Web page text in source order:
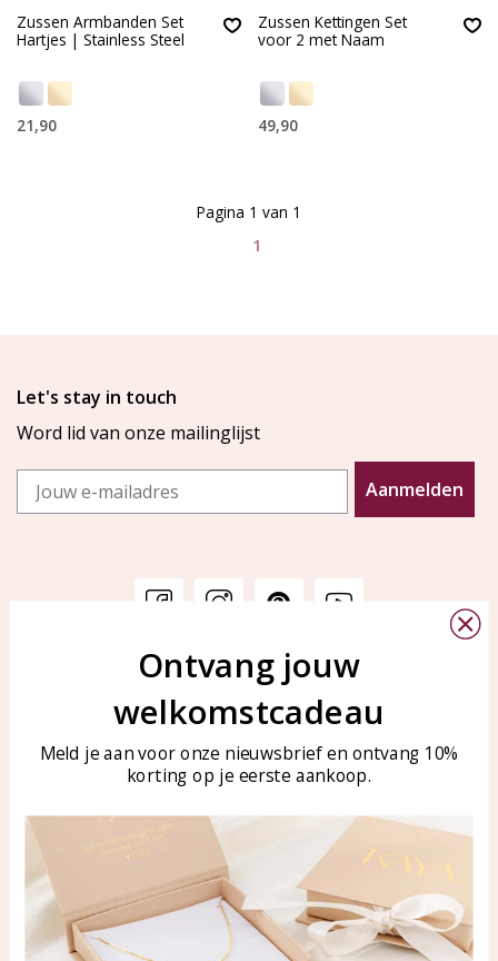
Zussen Armbanden Set
Hartjes | Stainless Steel
21,90
Zussen Kettingen Set
voor 2 met Naam
49,90
1
Pagina 1 van 1
Let's stay in touch
Word lid van onze mailinglijst
Email
Aanmelden
Veelgestelde vragen
Sieraden onderhouden
KAYA Sieraden
Bellen of WhatsApp Ma-Vr
tussen 09:00-17:00
Tel: 0850003187
WhatsApp: 0850003187
klantenservice@kayasierade
Producten KAYA Sieraden
Ontvang jouw
welkomstcadeau
Meld je aan voor onze nieuwsbrief en ontvang 10%
korting op je eerste aankoop.